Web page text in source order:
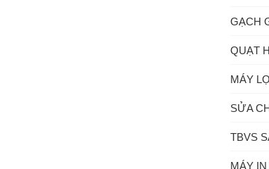
GẠCH
QUẠT
MÁY
SỬA
TBVS
MÁY